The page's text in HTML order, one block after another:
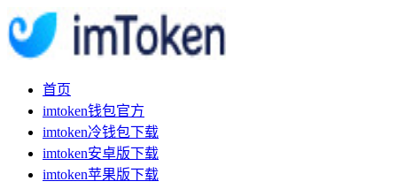
首页
imtoken钱包官方
imtoken冷钱包下载
imtoken安卓版下载
imtoken苹果版下载